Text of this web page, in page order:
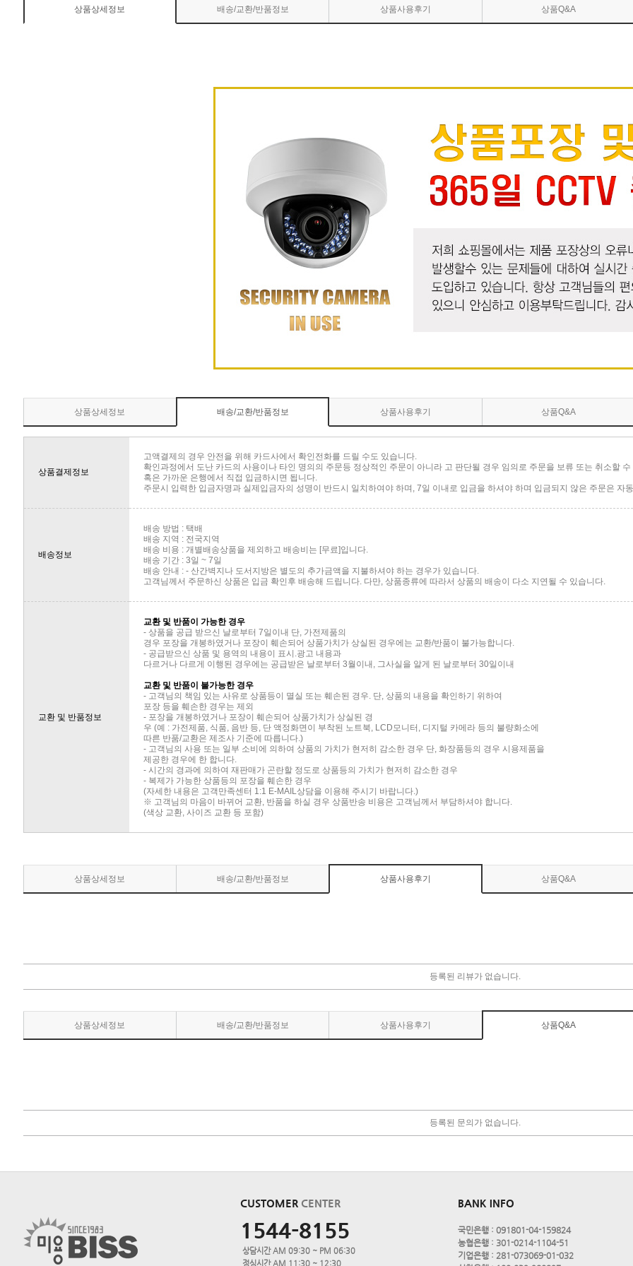
상품상세정보 배송/교환/반품정보 상품사용후기 상품Q&A
상품상세정보 배송/교환/반품정보 상품사용후기 상품Q&A
상품결제정보
고액결제의 경우 안전을 위해 카드사에서 확인전화를 드릴 수도 있습니다.
확인과정에서 도난 카드의 사용이나 타인 명의의 주문등 정상적인 주문이 아니라 고 판단될 경우 임의로 주문을 보류 또는 취소할
혹은 가까운 은행에서 직접 입금하시면 됩니다.
주문시 입력한 입금자명과 실제입금자의 성명이 반드시 일치하여야 하며, 7일 이내로 입금을 하셔야 하며 입금되지 않은 주문은 자
배송정보
배송 방법 : 택배
배송 지역 : 전국지역
배송 비용 : 개별배송상품을 제외하고 배송비는 [무료]입니다.
배송 기간 : 3일 ~ 7일
배송 안내 : - 산간벽지나 도서지방은 별도의 추가금액을 지불하셔야 하는 경우가 있습니다.
고객님께서 주문하신 상품은 입금 확인후 배송해 드립니다. 다만, 상품종류에 따라서 상품의 배송이 다소 지연될 수 있습니다.
교환 및 반품정보
교환 및 반품이 가능한 경우
- 상품을 공급 받으신 날로부터 7일이내 단, 가전제품의
경우 포장을 개봉하였거나 포장이 훼손되어 상품가치가 상실된 경우에는 교환/반품이 불가능합니다.
- 공급받으신 상품 및 용역의 내용이 표시.광고 내용과
다르거나 다르게 이행된 경우에는 공급받은 날로부터 3월이내, 그사실을 알게 된 날로부터 30일이내
교환 및 반품이 불가능한 경우
- 고객님의 책임 있는 사유로 상품등이 멸실 또는 훼손된 경우. 단, 상품의 내용을 확인하기 위하여
포장 등을 훼손한 경우는 제외
- 포장을 개봉하였거나 포장이 훼손되어 상품가치가 상실된 경
우 (예 : 가전제품, 식품, 음반 등, 단 액정화면이 부착된 노트북, LCD모니터, 디지털 카메라 등의 불량화소에
따른 반품/교환은 제조사 기준에 따릅니다.)
- 고객님의 사용 또는 일부 소비에 의하여 상품의 가치가 현저히 감소한 경우 단, 화장품등의 경우 시용제품을
제공한 경우에 한 합니다.
- 시간의 경과에 의하여 재판매가 곤란할 정도로 상품등의 가치가 현저히 감소한 경우
- 복제가 가능한 상품등의 포장을 훼손한 경우
(자세한 내용은 고객만족센터 1:1 E-MAIL상담을 이용해 주시기 바랍니다.)
※ 고객님의 마음이 바뀌어 교환, 반품을 하실 경우 상품반송 비용은 고객님께서 부담하셔야 합니다.
(색상 교환, 사이즈 교환 등 포함)
상품상세정보 배송/교환/반품정보 상품사용후기 상품Q&A
등록된 리뷰가 없습니다.
상품상세정보 배송/교환/반품정보 상품사용후기 상품Q&A
등록된 문의가 없습니다.
CUSTOMER CENTER
1544-8155
상담시간 AM 09:30 ~ PM 06:30
점심시간 AM 11:30 ~ 12:30
BANK INFO
국민은행 : 091801-04-159824
농협은행 : 301-0214-1104-51
기업은행 : 281-073069-01-032